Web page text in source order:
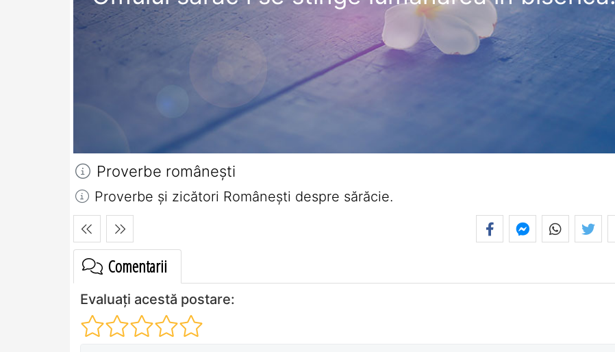
Proverbe româneşti
Proverbe și zicători Româneşti despre sărăcie.
Comentarii
Evaluați acestă postare: